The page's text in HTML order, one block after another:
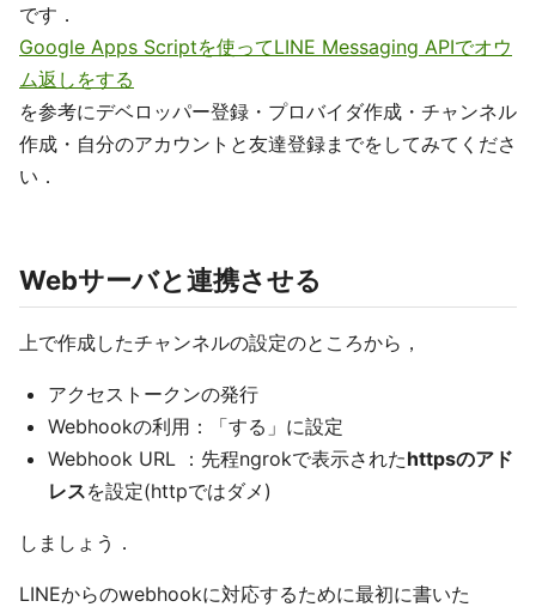
です．
Google Apps Scriptを使ってLINE Messaging APIでオウ
ム返しをする
を参考にデベロッパー登録・プロバイダ作成・チャンネル
作成・自分のアカウントと友達登録までをしてみてくださ
い．
Webサーバと連携させる
上で作成したチャンネルの設定のところから，
アクセストークンの発行
Webhookの利用：「する」に設定
Webhook URL ：先程ngrokで表示されたhttpsのアド
レスを設定(httpではダメ)
しましょう．
LINEからのwebhookに対応するために最初に書いた